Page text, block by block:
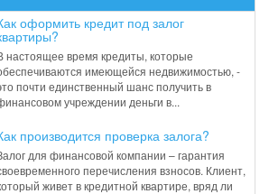
оформить кредит под залог
настоящее время кредиты, которые
имеющейся недвижимостью, -
почти единственный шанс получить в
учреждении деньги в...
производится проверка залога?
для финансовой компании – гарантия
перечисления взносов. Клиент,
живет в кредитной квартире, вряд ли